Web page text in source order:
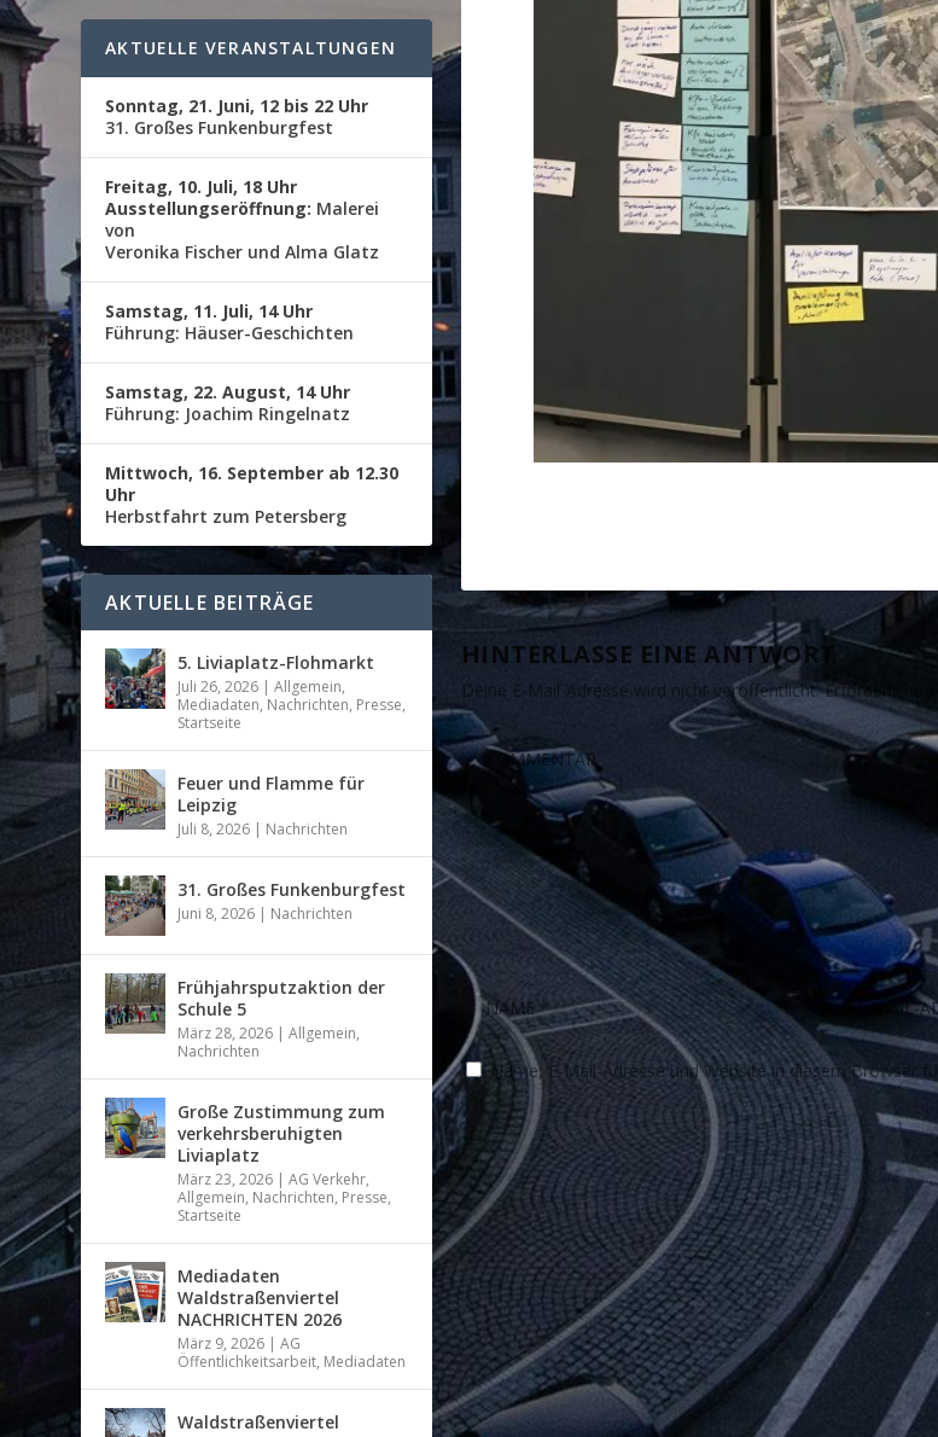
HINTERLASSE EINE ANTWORT
Deine E-Mail-Adresse wird nicht veröffentlicht. Erforderliche
Name, E-Mail-Adresse und Website in diesem Browser
AKTUELLE VERANSTALTUNGEN
Sonntag, 21. Juni, 12 bis 22 Uhr
31. Großes Funkenburgfest
Freitag, 10. Juli, 18 Uhr
Ausstellungseröffnung: Malerei
von
Veronika Fischer und Alma Glatz
Samstag, 11. Juli, 14 Uhr
Führung: Häuser-Geschichten
Samstag, 22. August, 14 Uhr
Führung: Joachim Ringelnatz
Mittwoch, 16. September ab 12.30
Uhr
Herbstfahrt zum Petersberg
AKTUELLE BEITRÄGE
5. Liviaplatz-Flohmarkt
Juli 26, 2026 |Allgemein,
Mediadaten, Nachrichten, Presse,
Startseite
Feuer und Flamme für
Leipzig
Juli 8, 2026 | Nachrichten
31. Großes Funkenburgfest
Juni 8, 2026 | Nachrichten
Frühjahrsputzaktion der
Schule 5
März 28, 2026 |Allgemein,
Nachrichten
Große Zustimmung zum
verkehrsberuhigten
Liviaplatz
März 23, 2026 |AG Verkehr,
Allgemein, Nachrichten, Presse,
Startseite
Mediadaten
Waldstraßenviertel
NACHRICHTEN 2026
März 9, 2026 |AG
Öffentlichkeitsarbeit, Mediadaten
Waldstraßenviertel